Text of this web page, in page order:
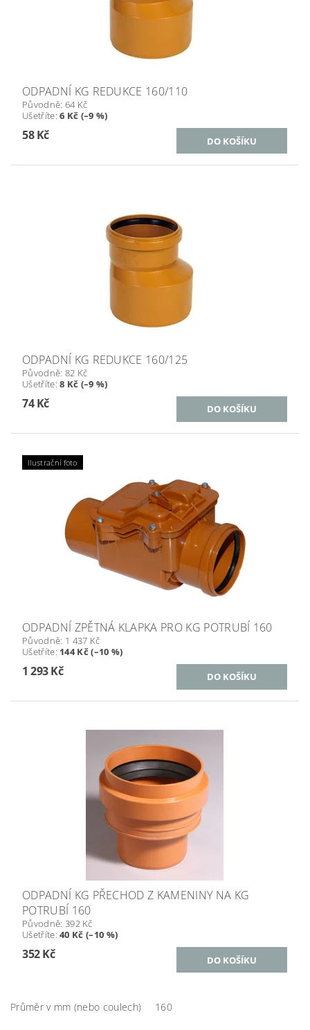
ODPADNÍ KG REDUKCE 160/110
Původně: 64 Kč
Ušetříte:6 Kč (–9 %)
58 Kč
ODPADNÍ KG REDUKCE 160/125
Původně: 82 Kč
Ušetříte:8 Kč (–9 %)
74 Kč
Ilustrační foto
ODPADNÍ ZPĚTNÁ KLAPKA PRO KG POTRUBÍ 160
Původně: 1 437 Kč
Ušetříte: 144 Kč (–10 %)
1 293 Kč
ODPADNÍ KG PŘECHOD Z KAMENINY NA KG
POTRUBÍ 160
Původně: 392 Kč
Ušetříte:40 Kč (–10 %)
352 Kč
Průměr v mm (nebo coulech) 160